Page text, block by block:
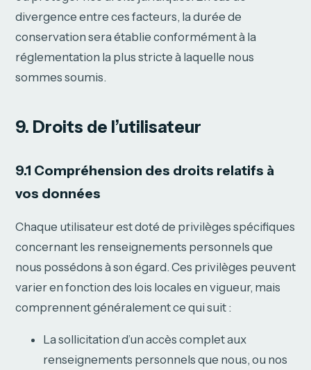
divergence entre ces facteurs, la durée de
conservation sera établie conformément à la
réglementation la plus stricte à laquelle nous
sommes soumis.
9. Droits de l’utilisateur
9.1 Compréhension des droits relatifs à
vos données
Chaque utilisateur est doté de privilèges spécifiques
concernant les renseignements personnels que
nous possédons à son égard. Ces privilèges peuvent
varier en fonction des lois locales en vigueur, mais
comprennent généralement ce qui suit :
La sollicitation d’un accès complet aux
renseignements personnels que nous, ou nos